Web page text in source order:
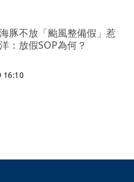
豚不放「颱風整備假」惹
：放假SOP為何？
16:10